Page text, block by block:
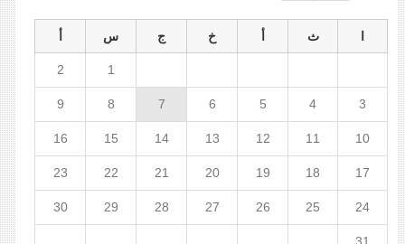
ث خ ج س
1
2
3
4
5
6
7
8
9
10
11
12
13
14
15
16
17
18
19
20
21
22
23
24
25
26
27
28
29
30